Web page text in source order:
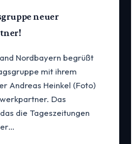
neuer
Nordbayern begrüßt
mit ihrem
Andreas Heinkel (Foto)
Das
die Tageszeitungen